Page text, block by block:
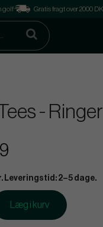
golf Gratis fragt over 2000
-
Leveringstid: 2–5 dage.
Læg i kurv